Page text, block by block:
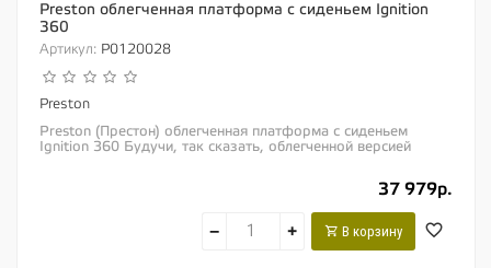
Preston облегченная платформа с сиденьем Ignition
360
Артикул: P0120028
Preston
Preston (Престон) облегченная платформа с сиденьем
Ignition 360 Будучи, так сказать, облегченной версией
37 979р.
− + В корзину